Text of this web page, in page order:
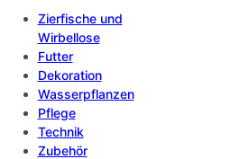
Zierfische und
Wirbellose
Futter
Dekoration
Wasserpflanzen
Pflege
Technik
Zubehör